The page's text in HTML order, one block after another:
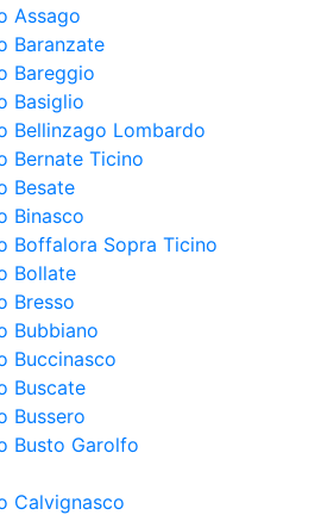
Assago
Baranzate
Bareggio
Basiglio
Bellinzago Lombardo
Bernate Ticino
Besate
Binasco
Boffalora Sopra Ticino
Bollate
Bresso
Bubbiano
Buccinasco
Buscate
Bussero
Busto Garolfo
Calvignasco